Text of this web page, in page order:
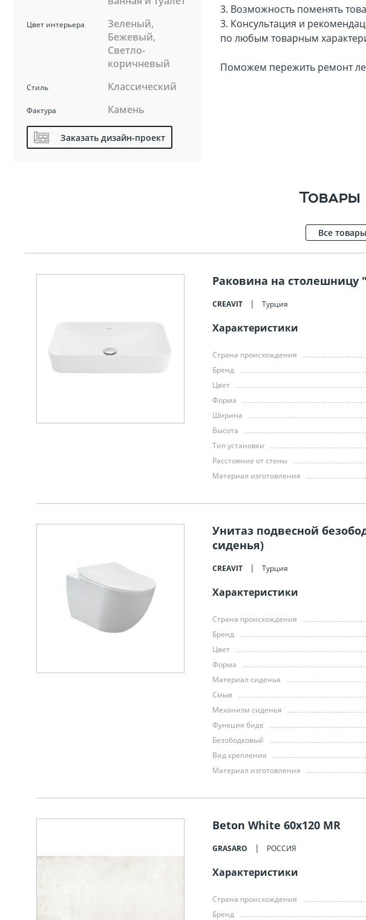
Полотенцесушители
Цвет интерьера
Зеленый,
Бежевый,
Светло-
коричневый
Стиль Классический
Фактура Камень
Заказать дизайн-проект
3. Возможность поменять
3. Консультация и
по любым товарным
Поможем пережить ремонт
Товары
Все товары
Раковина на столешницу
CREAVIT Турция
Характеристики
Страна происхождения
Бренд
Цвет
Форма
Ширина
Высота
Тип установки
Расстояние от стены
Материал изготовления
Унитаз подвесной
сиденья)
CREAVIT Турция
Характеристики
Страна происхождения
Бренд
Цвет
Форма
Материал сиденья
Смыв
Механизм сиденья
Функция биде
Безободковый
Вид крепления
Материал изготовления
Beton White 60x120 MR
GRASARO РОССИЯ
Характеристики
Страна происхождения
Бренд